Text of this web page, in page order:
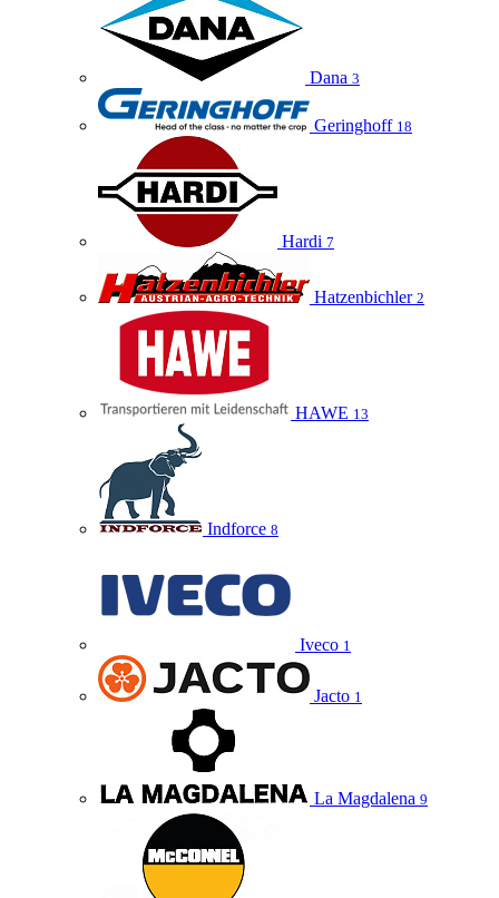
Dana 3
Geringhoff 18
Hardi 7
Hatzenbichler 2
HAWE 13
Indforce 8
Iveco 1
Jacto 1
La Magdalena 9